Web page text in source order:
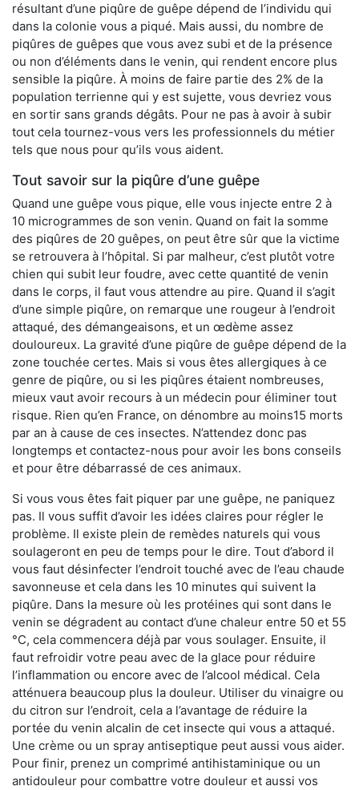
résultant d’une piqûre de guêpe dépend de l’individu qui
dans la colonie vous a piqué. Mais aussi, du nombre de
piqûres de guêpes que vous avez subi et de la présence
ou non d’éléments dans le venin, qui rendent encore plus
sensible la piqûre. À moins de faire partie des 2% de la
population terrienne qui y est sujette, vous devriez vous
en sortir sans grands dégâts. Pour ne pas à avoir à subir
tout cela tournez-vous vers les professionnels du métier
tels que nous pour qu’ils vous aident.
Tout savoir sur la piqûre d’une guêpe
Quand une guêpe vous pique, elle vous injecte entre 2 à
10 microgrammes de son venin. Quand on fait la somme
des piqûres de 20 guêpes, on peut être sûr que la victime
se retrouvera à l’hôpital. Si par malheur, c’est plutôt votre
chien qui subit leur foudre, avec cette quantité de venin
dans le corps, il faut vous attendre au pire. Quand il s’agit
d’une simple piqûre, on remarque une rougeur à l’endroit
attaqué, des démangeaisons, et un œdème assez
douloureux. La gravité d’une piqûre de guêpe dépend de la
zone touchée certes. Mais si vous êtes allergiques à ce
genre de piqûre, ou si les piqûres étaient nombreuses,
mieux vaut avoir recours à un médecin pour éliminer tout
risque. Rien qu’en France, on dénombre au moins15 morts
par an à cause de ces insectes. N’attendez donc pas
longtemps et contactez-nous pour avoir les bons conseils
et pour être débarrassé de ces animaux.
Si vous vous êtes fait piquer par une guêpe, ne paniquez
pas. Il vous suffit d’avoir les idées claires pour régler le
problème. Il existe plein de remèdes naturels qui vous
soulageront en peu de temps pour le dire. Tout d’abord il
vous faut désinfecter l’endroit touché avec de l’eau chaude
savonneuse et cela dans les 10 minutes qui suivent la
piqûre. Dans la mesure où les protéines qui sont dans le
venin se dégradent au contact d’une chaleur entre 50 et 55
°C, cela commencera déjà par vous soulager. Ensuite, il
faut refroidir votre peau avec de la glace pour réduire
l’inflammation ou encore avec de l’alcool médical. Cela
atténuera beaucoup plus la douleur. Utiliser du vinaigre ou
du citron sur l’endroit, cela a l’avantage de réduire la
portée du venin alcalin de cet insecte qui vous a attaqué.
Une crème ou un spray antiseptique peut aussi vous aider.
Pour finir, prenez un comprimé antihistaminique ou un
antidouleur pour combattre votre douleur et aussi vos